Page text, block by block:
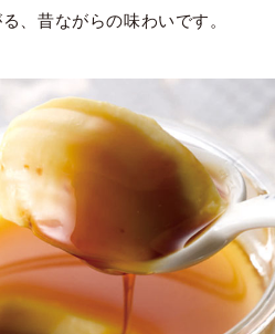
、昔ながらの味わいです。